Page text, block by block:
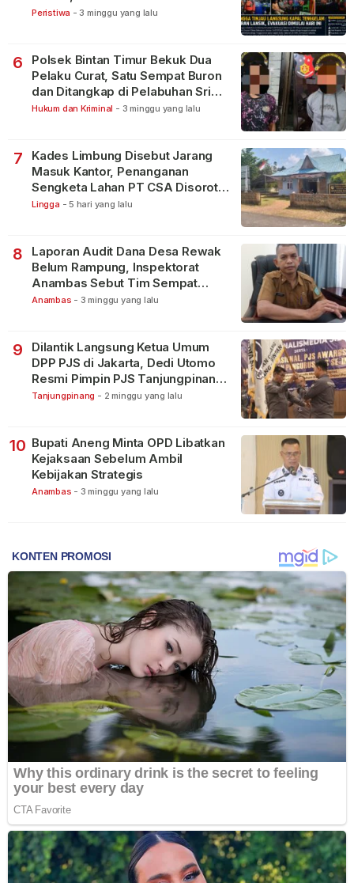
Peristiwa - 3 minggu yang lalu
6
Polsek Bintan Timur Bekuk Dua
Pelaku Curat, Satu Sempat Buron
dan Ditangkap di Pelabuhan Sri
Bintan Pura
Hukum dan Kriminal - 3 minggu yang lalu
7
Kades Limbung Disebut Jarang
Masuk Kantor, Penanganan
Sengketa Lahan PT CSA Disorot
Warga
Lingga - 5 hari yang lalu
8
Laporan Audit Dana Desa Rewak
Belum Rampung, Inspektorat
Anambas Sebut Tim Sempat
Terbagi Tangani Kasus Lain
Anambas - 3 minggu yang lalu
9
Dilantik Langsung Ketua Umum
DPP PJS di Jakarta, Dedi Utomo
Resmi Pimpin PJS Tanjungpinang-
Bintan
Tanjungpinang - 2 minggu yang lalu
10 Bupati Aneng Minta OPD Libatkan
Kejaksaan Sebelum Ambil
Kebijakan Strategis
Anambas - 3 minggu yang lalu